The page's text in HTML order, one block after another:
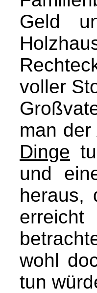
Geld
voller
man
Dinge
und
heraus,
wohl
tun